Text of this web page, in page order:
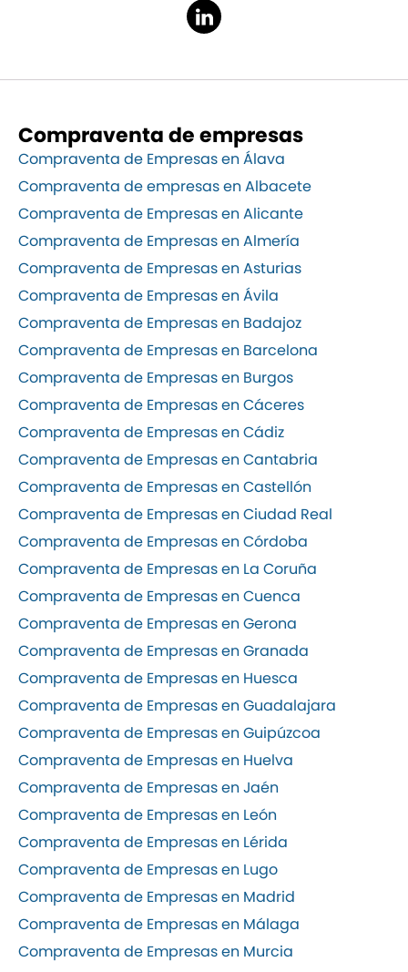
Compraventa de empresas
Compraventa de Empresas en Álava
Compraventa de empresas en Albacete
Compraventa de Empresas en Alicante
Compraventa de Empresas en Almería
Compraventa de Empresas en Asturias
Compraventa de Empresas en Ávila
Compraventa de Empresas en Badajoz
Compraventa de Empresas en Barcelona
Compraventa de Empresas en Burgos
Compraventa de Empresas en Cáceres
Compraventa de Empresas en Cádiz
Compraventa de Empresas en Cantabria
Compraventa de Empresas en Castellón
Compraventa de Empresas en Ciudad Real
Compraventa de Empresas en Córdoba
Compraventa de Empresas en La Coruña
Compraventa de Empresas en Cuenca
Compraventa de Empresas en Gerona
Compraventa de Empresas en Granada
Compraventa de Empresas en Huesca
Compraventa de Empresas en Guadalajara
Compraventa de Empresas en Guipúzcoa
Compraventa de Empresas en Huelva
Compraventa de Empresas en Jaén
Compraventa de Empresas en León
Compraventa de Empresas en Lérida
Compraventa de Empresas en Lugo
Compraventa de Empresas en Madrid
Compraventa de Empresas en Málaga
Compraventa de Empresas en Murcia